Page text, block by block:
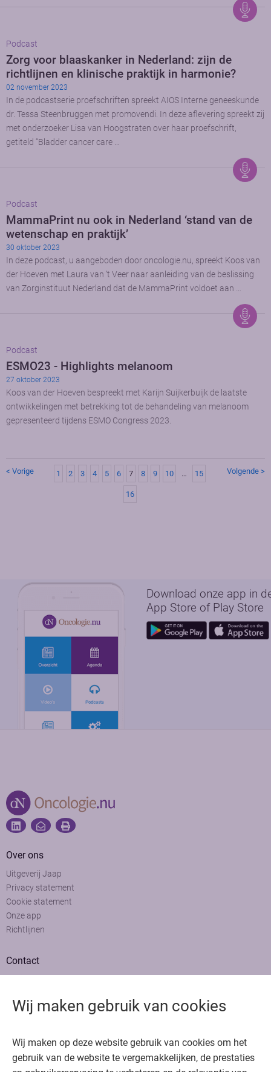
Wij maken gebruik van cookies
Wij maken op deze website gebruik van cookies om het
gebruik van de website te vergemakkelijken, de prestaties
Bedankt voor het bezoeken van Oncologie.nu
Krijg gratis toegang in 30 seconden of log in om verder te gaan
Podcast
Zorg voor blaaskanker in Nederland: zijn de
richtlijnen en klinische praktijk in harmonie?
02 november 2023
In de podcastserie proefschriften spreekt AIOS Interne geneeskunde
dr. Tessa Steenbruggen met promovendi. In deze aflevering spreekt zij
met onderzoeker Lisa van Hoogstraten over haar proefschrift,
getiteld “Bladder cancer care …
Podcast
MammaPrint nu ook in Nederland ‘stand van de
wetenschap en praktijk’
30 oktober 2023
In deze podcast, u aangeboden door oncologie.nu, spreekt Koos van
der Hoeven met Laura van ‘t Veer naar aanleiding van de beslissing
van Zorginstituut Nederland dat de MammaPrint voldoet aan …
Podcast
ESMO23 - Highlights melanoom
27 oktober 2023
Koos van der Hoeven bespreekt met Karijn Suijkerbuijk de laatste
ontwikkelingen met betrekking tot de behandeling van melanoom
gepresenteerd tijdens ESMO Congress 2023.
< Vorige 1 2 3 4 5 6 7 8 9 10 … 15
16
Volgende >
Download onze app in
App Store of Play Store
Over ons
Uitgeverij Jaap
Privacy statement
Cookie statement
Onze app
Richtlijnen
Contact
Adverteren